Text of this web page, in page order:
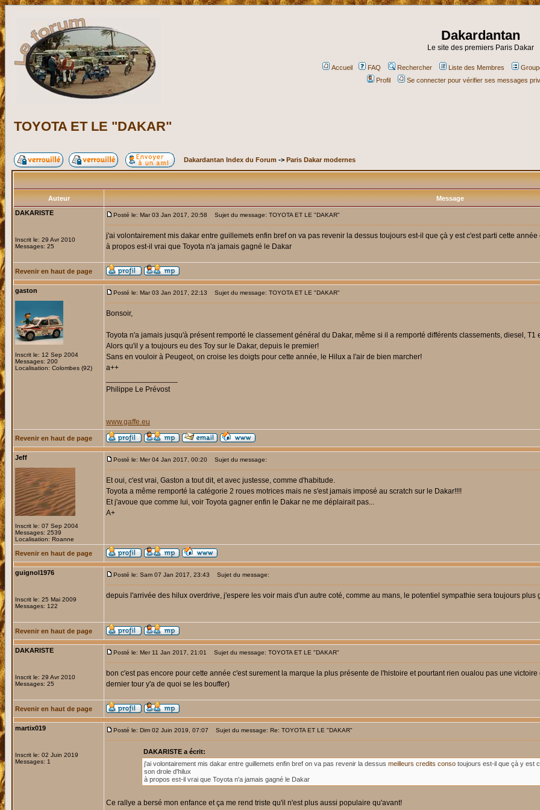
Dakardantan
Le site des premiers Paris Dakar
Accueil FAQ Rechercher Liste des Membres
Profil
Se connecter pour vérifier ses messages
TOYOTA ET LE "DAKAR"
Dakardantan Index du Forum -> Paris Dakar modernes
Auteur
Message
DAKARISTE
Inscrit le: 29 Avr 2010
Messages: 25
Posté le: Mar 03 Jan 2017, 20:58 Sujet du message: TOYOTA ET LE "DAKAR"
j'ai volontairement mis dakar entre guillemets enfin bref on va pas revenir la dessus toujours est-il que çà y est c'est parti cette
à propos est-il vrai que Toyota n'a jamais gagné le Dakar
Revenir en haut de page
gaston
Inscrit le: 12 Sep 2004
Messages: 200
Localisation: Colombes (92)
Posté le: Mar 03 Jan 2017, 22:13 Sujet du message: TOYOTA ET LE "DAKAR"
Bonsoir,
Toyota n'a jamais jusqu'à présent remporté le classement général du Dakar, même si il a remporté différents classements, diesel, T1
Alors qu'il y a toujours eu des Toy sur le Dakar, depuis le premier!
Sans en vouloir à Peugeot, on croise les doigts pour cette année, le Hilux a l'air de bien marcher!
a++
Philippe Le Prévost
www.gaffe.eu
Revenir en haut de page
Jeff
Inscrit le: 07 Sep 2004
Messages: 2539
Localisation: Roanne
Posté le: Mer 04 Jan 2017, 00:20 Sujet du message:
Et oui, c'est vrai, Gaston a tout dit, et avec justesse, comme d'habitude.
Toyota a même remporté la catégorie 2 roues motrices mais ne s'est jamais imposé au scratch sur le Dakar!!!!
Et j'avoue que comme lui, voir Toyota gagner enfin le Dakar ne me déplairait pas...
A+
Revenir en haut de page
guignol1976
Inscrit le: 25 Mai 2009
Messages: 122
Posté le: Sam 07 Jan 2017, 23:43 Sujet du message:
depuis l'arrivée des hilux overdrive, j'espere les voir mais d'un autre coté, comme au mans, le potentiel sympathie sera toujours
Revenir en haut de page
DAKARISTE
Inscrit le: 29 Avr 2010
Messages: 25
Posté le: Mer 11 Jan 2017, 21:01 Sujet du message: TOYOTA ET LE "DAKAR"
bon c'est pas encore pour cette année c'est surement la marque la plus présente de l'histoire et pourtant rien oualou pas une
dernier tour y'a de quoi se les bouffer)
Revenir en haut de page
martix019
Inscrit le: 02 Juin 2019
Messages: 1
Posté le: Dim 02 Juin 2019, 07:07 Sujet du message: Re: TOYOTA ET LE "DAKAR"
DAKARISTE a écrit:
j'ai volontairement mis dakar entre guillemets enfin bref on va pas revenir la dessus meilleurs credits conso toujours est-il que çà y est
son drole d'hilux
à propos est-il vrai que Toyota n'a jamais gagné le Dakar
Ce rallye a bersé mon enfance et ça me rend triste qu'il n'est plus aussi populaire qu'avant!